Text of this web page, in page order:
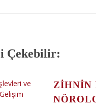
Çekebilir:
ZIHNIN